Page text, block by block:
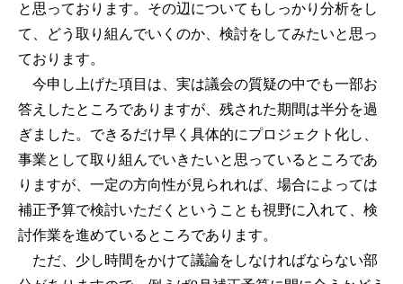
と思っております。その辺についてもしっかり分析をし
て、どう取り組んでいくのか、検討をしてみたいと思っ
ております。
今申し上げた項目は、実は議会の質疑の中でも一部お
答えしたところでありますが、残された期間は半分を過
ぎました。できるだけ早く具体的にプロジェクト化し、
事業として取り組んでいきたいと思っているところであ
りますが、一定の方向性が見られれば、場合によっては
補正予算で検討いただくということも視野に入れて、検
討作業を進めているところであります。
ただ、少し時間をかけて議論をしなければならない部